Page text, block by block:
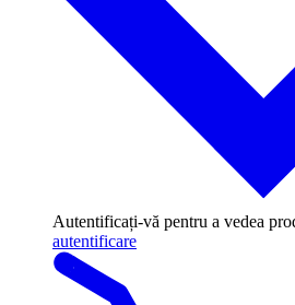
Autentificați-vă pentru a vedea
autentificare